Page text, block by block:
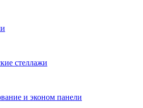
стеллажи
и эконом панели